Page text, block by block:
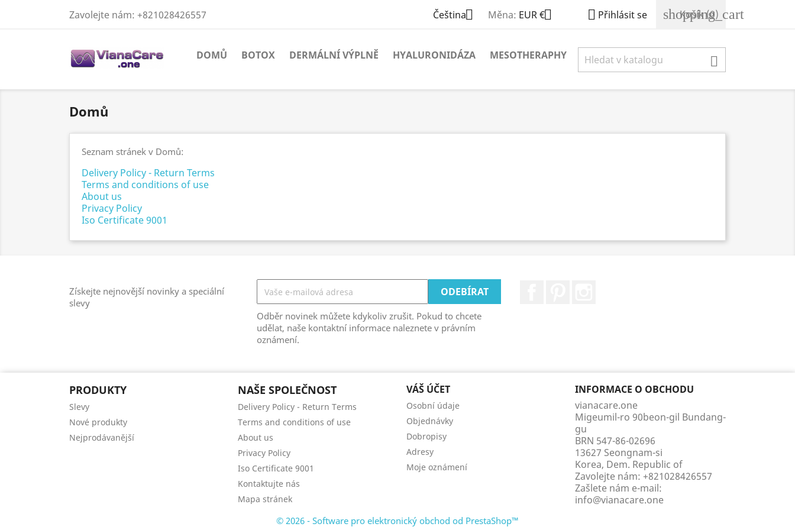
Zavolejte nám: +821028426557 Čeština Měna: EUR €  Přihlásit se shopping_cart
Košík(0)
DOMŮ BOTOX DERMÁLNÍ VÝPLNĚ HYALURONIDÁZA MESOTHERAPHY 
Domů
Seznam stránek v Domů:
Delivery Policy - Return Terms
Terms and conditions of use
About us
Privacy Policy
Iso Certificate 9001
Získejte nejnovější novinky a speciální
slevy
Odběr novinek můžete kdykoliv zrušit. Pokud to chcete
udělat, naše kontaktní informace naleznete v právním
oznámení.
PRODUKTY
Slevy
Nové produkty
Nejprodávanější
NAŠE SPOLEČNOST
Delivery Policy - Return Terms
Terms and conditions of use
About us
Privacy Policy
Iso Certificate 9001
Kontaktujte nás
Mapa stránek
VÁŠ ÚČET
Osobní údaje
Objednávky
Dobropisy
Adresy
Moje oznámení
INFORMACE O OBCHODU
vianacare.one
Migeumil-ro 90beon-gil Bundang-
gu
BRN 547-86-02696
13627 Seongnam-si
Korea, Dem. Republic of
Zavolejte nám: +821028426557
Zašlete nám e-mail:
info@vianacare.one
© 2026 - Software pro elektronický obchod od PrestaShop™